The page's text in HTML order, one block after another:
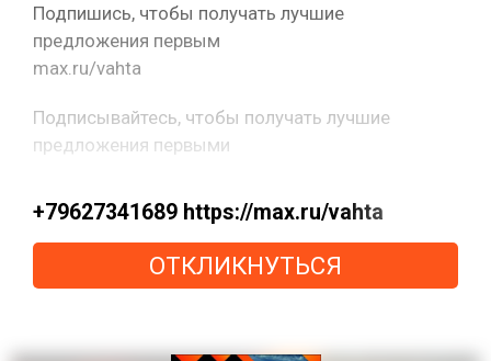
Подпишись, чтобы получать лучшие
предложения первым
max.ru/vahta
Подписывайтесь, чтобы получать лучшие
предложения первыми
+79627341689 https://max.ru/vahta
ОТКЛИКНУТЬСЯ